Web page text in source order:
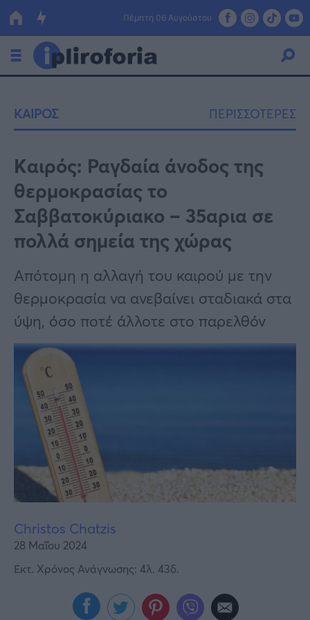
Πέμπτη 06 Αυγούστου
Οικονομία
Πολιτική
Τράπεζες
Επιδοτήσεις
Κόσμος
Lifestyle
Αθλητικά
Υγεία
Γυναίκα
Καιρός
ΚΑΙΡΟΣ ΠΕΡΙΣΣΟΤΕΡΕΣ
Kαιρός: Ραγδαία άνοδος της
θερμοκρασίας το
Σαββατοκύριακο – 35αρια σε
πολλά σημεία της χώρας
Απότομη η αλλαγή του καιρού με την
θερμοκρασία να ανεβαίνει σταδιακά στα
ύψη, όσο ποτέ άλλοτε στο παρελθόν
Christos Chatzis
28 Μαΐου 2024
Εκτ. Χρόνος Ανάγνωσης: 4λ. 43δ.